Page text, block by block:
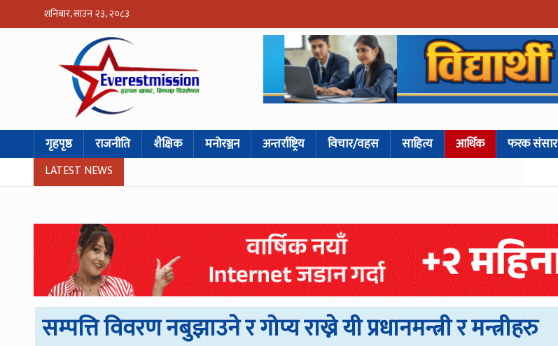
शनिबार, साउन २३, २०८३
गृहपृष्ठ राजनीति शैक्षिक मनोरञ्जन अन्तर्राष्ट्रिय विचार/वहस साहित्य आर्थिक फरक संसार
LATEST NEWS
सम्पत्ति विवरण नबुझाउने र गोप्य राख्ने यी प्रधानमन्त्री र मन्त्रीहरु